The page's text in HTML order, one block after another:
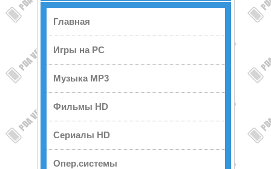
Главная
Игры на PC
Музыка MP3
Фильмы HD
Сериалы HD
Опер.системы